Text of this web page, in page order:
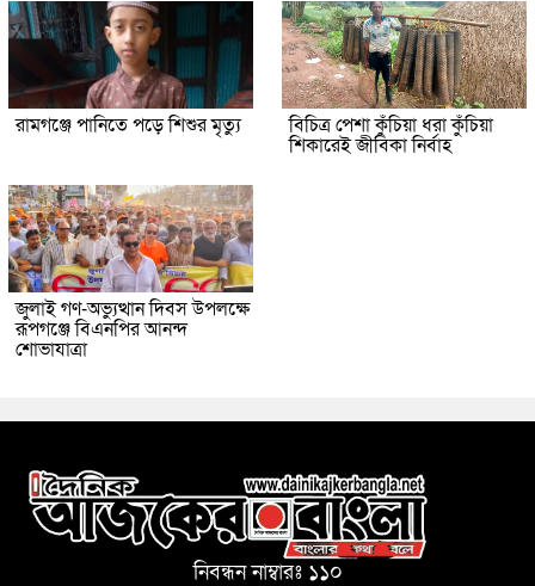
রামগঞ্জে পানিতে পড়ে শিশুর মৃত্যু বিচিত্র পেশা কুঁচিয়া ধরা কুঁচিয়া
শিকারেই জীবিকা নির্বাহ
জুলাই গণ-অভ্যুত্থান দিবস উপলক্ষে
রূপগঞ্জে বিএনপির আনন্দ
শোভাযাত্রা
নিবন্ধন নাম্বারঃ ১১০